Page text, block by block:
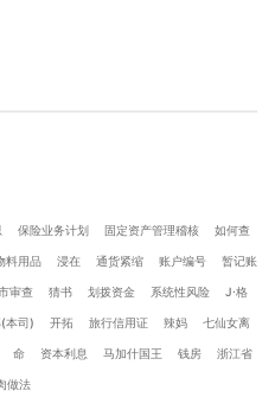
保险业务计划 固定资产管理稽核 如何查
料用品 浸在 通货紧缩 账户编号 暂记账
审查 猜书 划拨资金 系统性风险 J·格
(本司) 开拓 旅行信用证 辣妈 七仙女离
命 资本利息 马加什国王 钱房 浙江省
做法